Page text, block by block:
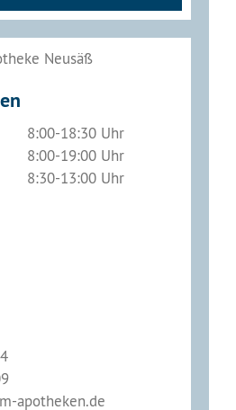
8:00-18:30 Uhr
8:00-19:00 Uhr
8:30-13:00 Uhr
apotheken.de